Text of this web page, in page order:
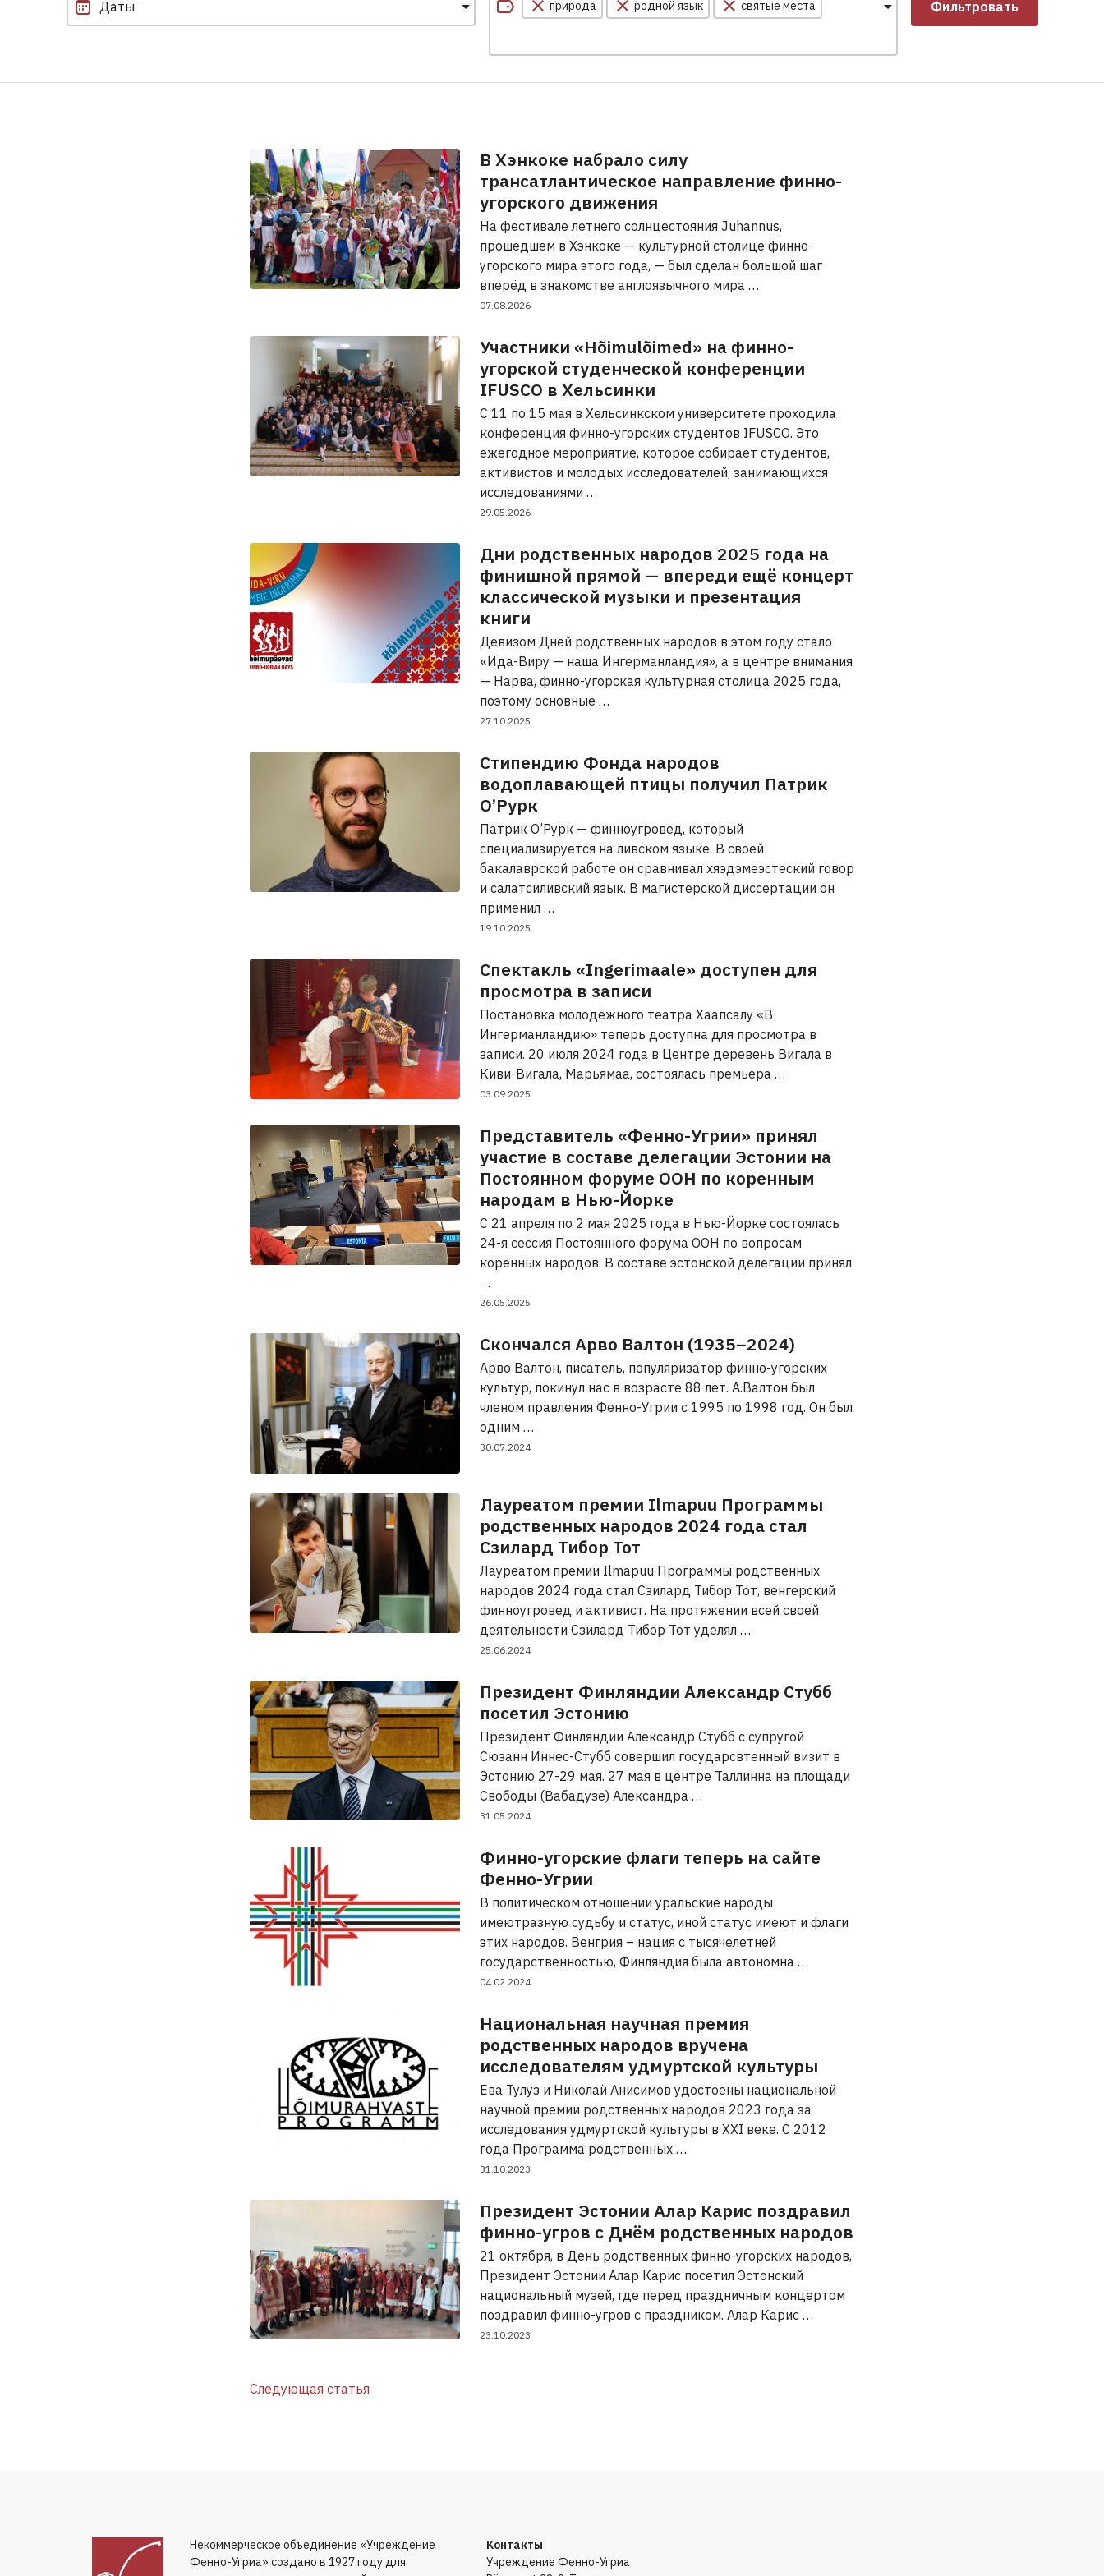
природа
родной язык святые места Фильтровать
В Хэнкоке набрало силу
трансатлантическое направление финно-
угорского движения
На фестивале летнего солнцестояния Juhannus,
прошедшем в Хэнкоке — культурной столице финно-
угорского мира этого года, — был сделан большой шаг
вперёд в знакомстве англоязычного мира …
07.08.2026
Участники «Hõimulõimed» на финно-
угорской студенческой конференции
IFUSCO в Хельсинки
С 11 по 15 мая в Хельсинкском университете проходила
конференция финно-угорских студентов IFUSCO. Это
ежегодное мероприятие, которое собирает студентов,
активистов и молодых исследователей, занимающихся
исследованиями …
29.05.2026
Дни родственных народов 2025 года на
финишной прямой — впереди ещё концерт
классической музыки и презентация
книги
Девизом Дней родственных народов в этом году стало
«Ида-Виру — наша Ингерманландия», а в центре внимания
— Нарва, финно-угорская культурная столица 2025 года,
поэтому основные …
27.10.2025
Стипендию Фонда народов
водоплавающей птицы получил Патрик
О’Рурк
Патрик О’Рурк — финноугровед, который
специализируется на ливском языке. В своей
бакалаврской работе он сравнивал хяэдэмеэстеский говор
и салатсиливский язык. В магистерской диссертации он
применил …
19.10.2025
Спектакль «Ingerimaale» доступен для
просмотра в записи
Постановка молодёжного театра Хаапсалу «В
Ингерманландию» теперь доступна для просмотра в
записи. 20 июля 2024 года в Центре деревень Вигала в
Киви-Вигала, Марьямаа, состоялась премьера …
03.09.2025
Представитель «Фенно-Угрии» принял
участие в составе делегации Эстонии на
Постоянном форуме ООН по коренным
народам в Нью-Йорке
С 21 апреля по 2 мая 2025 года в Нью-Йорке состоялась
24-я сессия Постоянного форума ООН по вопросам
коренных народов. В составе эстонской делегации принял
…
26.05.2025
Скончался Арво Валтон (1935–2024)
Арво Валтон, писатель, популяризатор финно-угорских
культур, покинул нас в возрасте 88 лет. А.Валтон был
членом правления Фенно-Угрии с 1995 по 1998 год. Он был
одним …
30.07.2024
Лауреатом премии Ilmapuu Программы
родственных народов 2024 года стал
Сзилард Тибор Тот
Лауреатом премии Ilmapuu Программы родственных
народов 2024 года стал Сзилард Тибор Тот, венгерский
финноугровед и активист. На протяжении всей своей
деятельности Сзилард Тибор Тот уделял …
25.06.2024
Президент Финляндии Александр Стубб
посетил Эстонию
Президент Финляндии Александр Стубб с супругой
Сюзанн Иннес-Стубб совершил государсвтенный визит в
Эстонию 27-29 мая. 27 мая в центре Таллинна на площади
Свободы (Вабадузе) Александра …
31.05.2024
Финно-угорские флаги теперь на сайте
Фенно-Угрии
В политическом отношении уральские народы
имеютразную судьбу и статус, иной статус имеют и флаги
этих народов. Венгрия – нация с тысячелетней
государственностью, Финляндия была автономна …
04.02.2024
Национальная научная премия
родственных народов вручена
исследователям удмуртской культуры
Ева Тулуз и Николай Анисимов удостоены национальной
научной премии родственных народов 2023 года за
исследования удмуртской культуры в XXI веке. С 2012
года Программа родственных …
31.10.2023
Президент Эстонии Алар Карис поздравил
финно-угров с Днём родственных народов
21 октября, в День родственных финно-угорских народов,
Президент Эстонии Алар Карис посетил Эстонский
национальный музей, где перед праздничным концертом
поздравил финно-угров с праздником. Алар Карис …
23.10.2023
Следующая статья
Некоммерческое объединение «Учреждение
Фенно-Угриа» создано в 1927 году для
Kонтакты
Учреждение Фенно-Угриа